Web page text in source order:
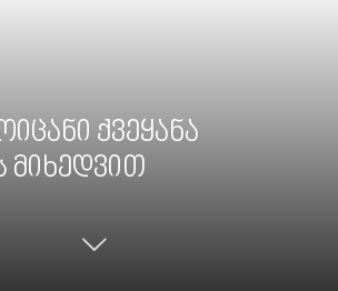
ქვეყანა
მიხედვით